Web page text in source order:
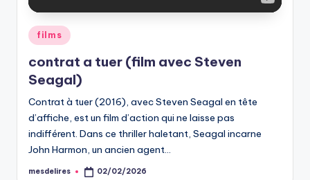
Posted
in
films
contrat a tuer (film avec Steven
Seagal)
Contrat à tuer (2016), avec Steven Seagal en tête
d’affiche, est un film d’action qui ne laisse pas
indifférent. Dans ce thriller haletant, Seagal incarne
John Harmon, un ancien agent…
Posted
mesdelires 02/02/2026